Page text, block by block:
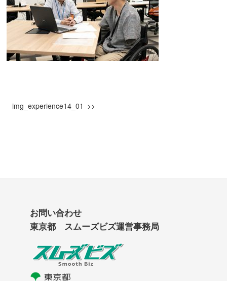
img_experience14_01
お問い合わせ
東京都 スムーズビズ運営事務局